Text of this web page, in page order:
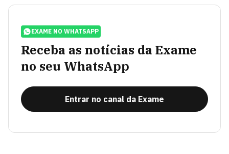
EXAME NO WHATSAPP
Receba as notícias da Exame
no seu WhatsApp
Entrar no canal da Exame